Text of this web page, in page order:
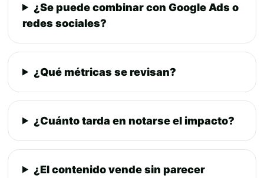
¿Se puede combinar con Google Ads o
redes sociales?
¿Qué métricas se revisan?
¿Cuánto tarda en notarse el impacto?
¿El contenido vende sin parecer